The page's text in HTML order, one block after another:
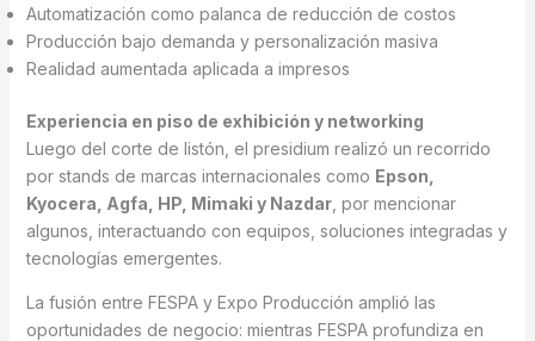
Automatización como palanca de reducción de costos
Producción bajo demanda y personalización masiva
Realidad aumentada aplicada a impresos
Experiencia en piso de exhibición y networking
Luego del corte de listón, el presidium realizó un recorrido
por stands de marcas internacionales como Epson,
Kyocera, Agfa, HP, Mimaki y Nazdar, por mencionar
algunos, interactuando con equipos, soluciones integradas y
tecnologías emergentes.
La fusión entre FESPA y Expo Producción amplió las
oportunidades de negocio: mientras FESPA profundiza en